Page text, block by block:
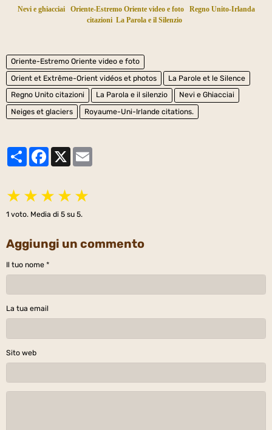
Nevi e ghiacciai Oriente-Estremo Oriente video e foto
Regno Unito-Irlanda
citazioni La Parola e il Silenzio
Oriente-Estremo Oriente video e foto
Orient et Extrême-Orient vidéos et photos
La Parole et le Silence
Regno Unito citazioni
La Parola e il silenzio
Nevi e Ghiacciai
Neiges et glaciers
Royaume-Uni-Irlande citations.
PartagerFacebook
X
★ ★ ★ ★ ★
1 voto. Media di 5 su 5.
Aggiungi un commento
Il tuo nome
La tua email
Sito web